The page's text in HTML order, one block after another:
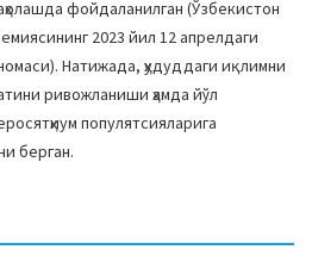
фойдаланилган (Ўзбекистон
2023 йил 12 апрелдаги
Натижада, ҳудуддаги иқлимни
ривожланиши ҳамда йўл
популятсияларига
берган.